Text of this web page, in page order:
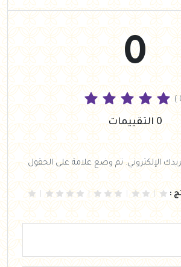
0
(
0 التقييمات
الإلكتروني. تم وضع علامة على الحقول
: